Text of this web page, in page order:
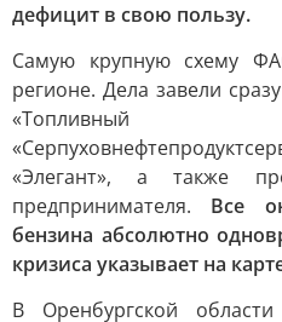
дефицит в свою пользу.
Самую крупную схему
регионе. Дела завели
«Топливный
«Элегант», а также
предпринимателя. Все
бензина абсолютно
кризиса указывает на
В Оренбургской